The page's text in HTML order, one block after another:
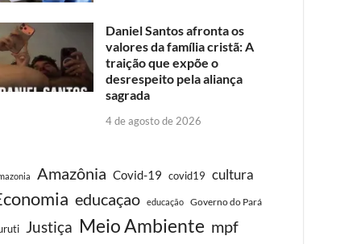
Daniel Santos afronta os
valores da família cristã: A
traição que expõe o
desrespeito pela aliança
sagrada
4 de agosto de 2026
Amazônia Covid-19 covid19 cultura
educaçao educação Governo do Pará
Justiça Meio Ambiente mpf